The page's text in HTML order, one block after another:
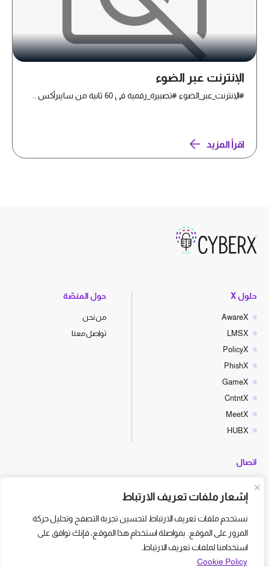
إشعار ملفات تعريف الارتباط
نستخدم ملفات تعريف الارتباط لتحسين تجربة التصفح وتحليل حركة
المرور على الموقع. بمواصلة استخدام هذا الموقع، فإنك توافق على
استخدامنا لملفات تعريف الارتباط.
Cookie Policy
الإنترنت عبر الضوء
#الإنترنت_عبر_الضوء #تصبيرة_رقمية في 60 ثانية من سايبرأكس...
اقرأ المزيد
حلول X
AwareX
LMSX
PolicyX
PhishX
GameX
CntntX
MeetX
HUBX
حول المنصّة
من نحن
تواصل معنا
اتصال
hello@cyberx.world